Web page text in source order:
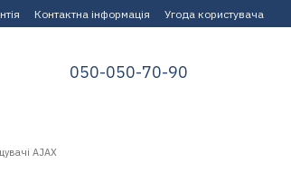
Контактна інформація Угода користувача
050-050-70-90
AJAX